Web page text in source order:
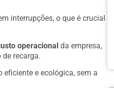
interrupções, o que é crucial
operacional da empresa,
recarga.
e ecológica, sem a